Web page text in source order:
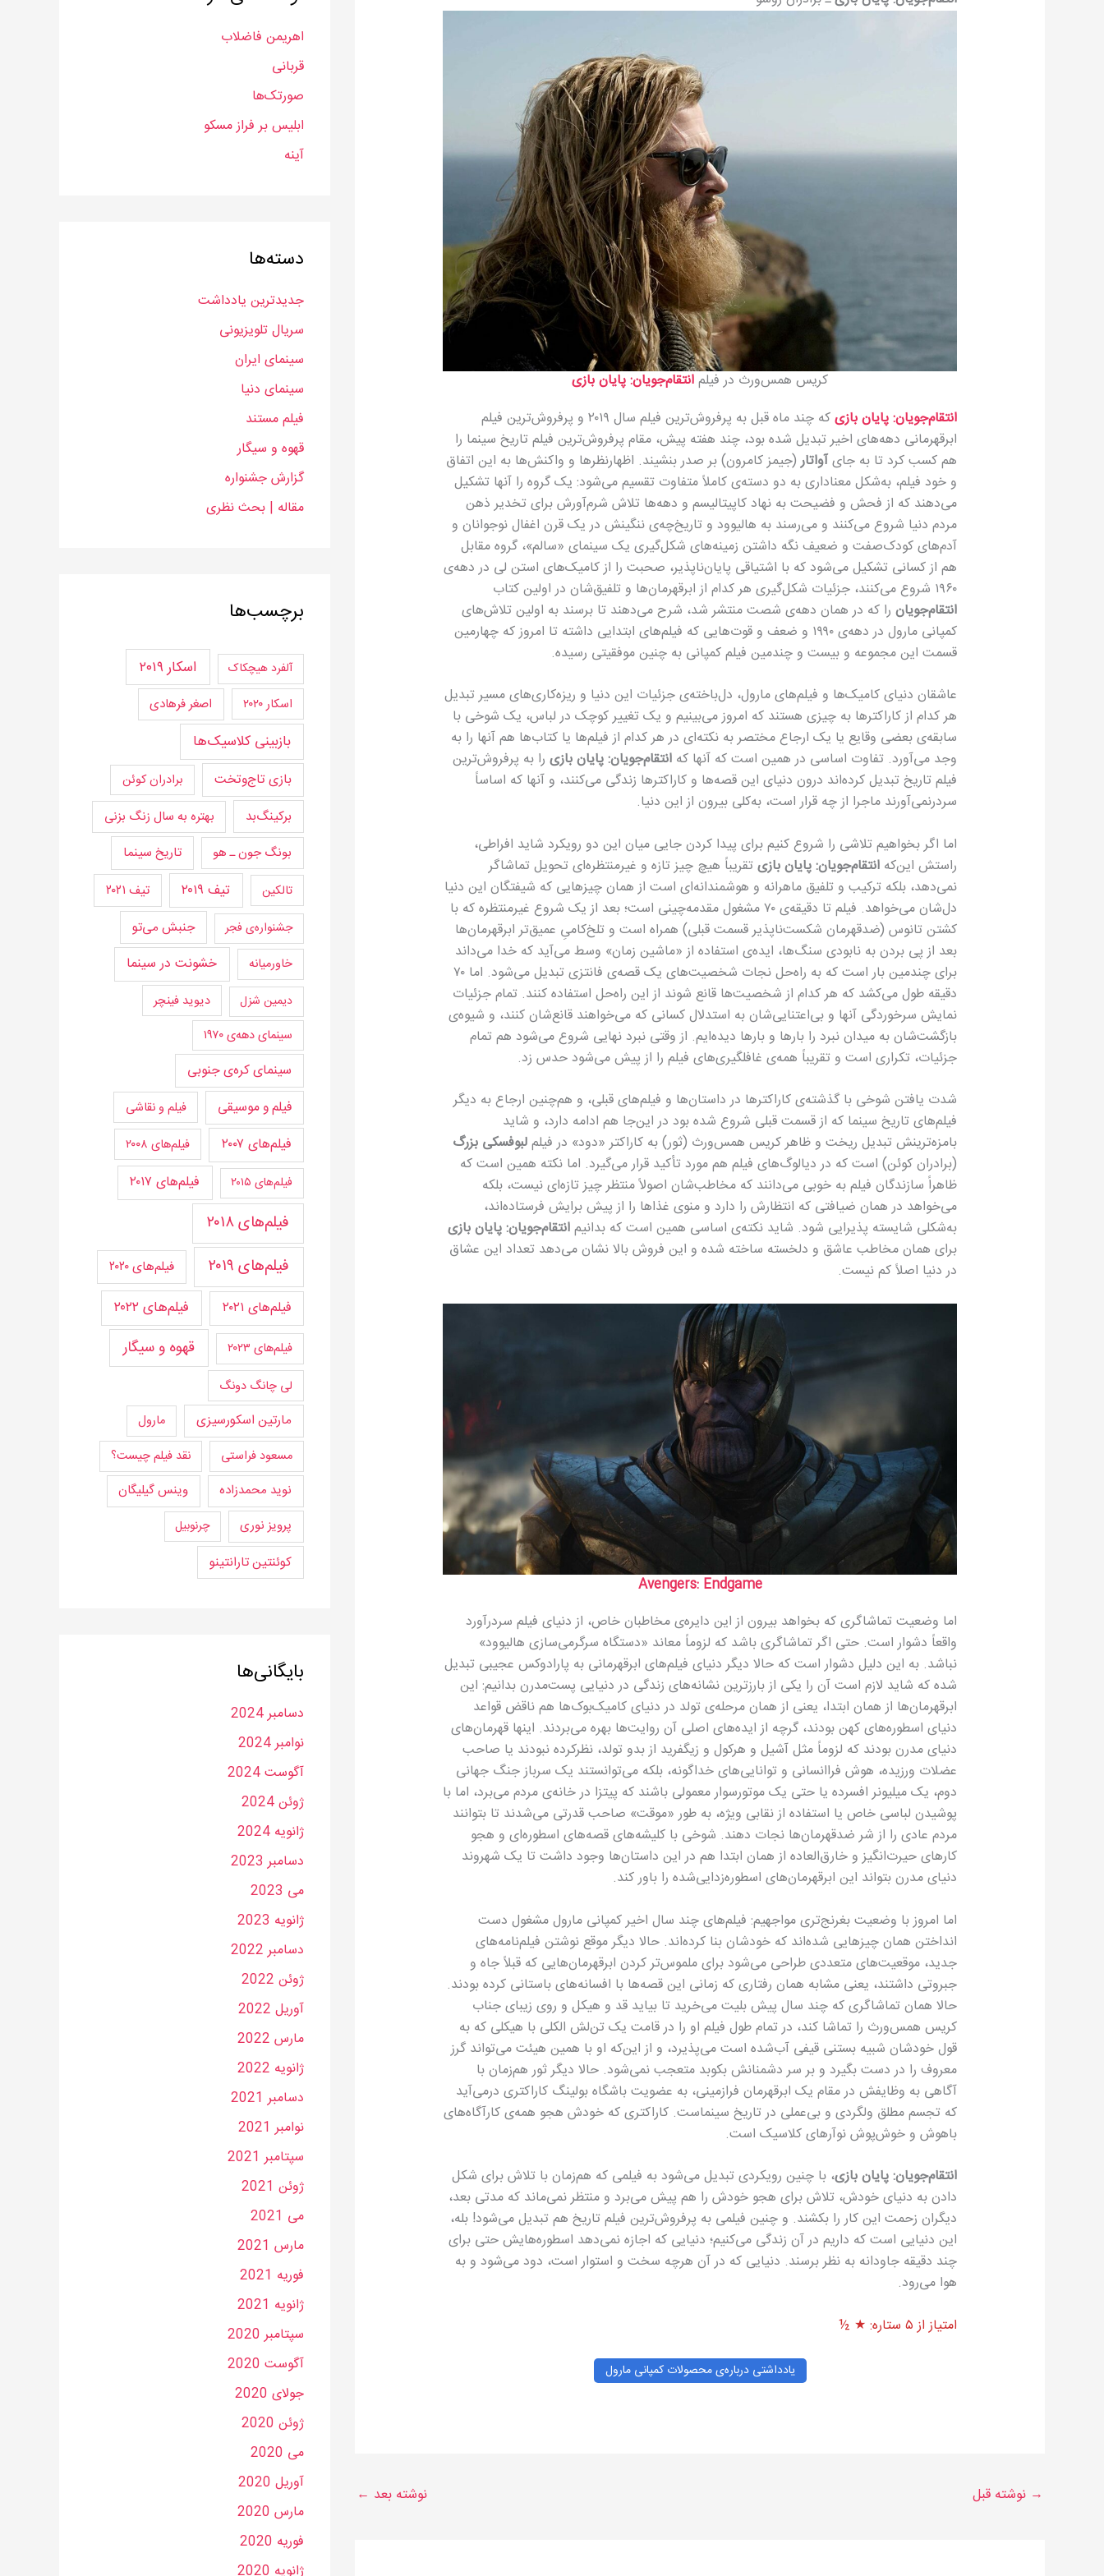
کریس همس‌ورث در فیلمانتقام‌جویان: پایان بازی
انتقام‌جویان: پایان بازی
که چند ماه قبل به پرفروش‌ترین فیلم سال ۲۰۱۹ و پرفروش‌ترین فیلم
ابرقهرمانی دهه‌های اخیر تبدیل شده بود، چند هفته پیش، مقام پرفروش‌ترین فیلم تاریخ سینما را
هم کسب کرد تا به جایآواتار(جیمز کامرون) بر صدر بنشیند. اظهارنظرها و واکنش‌ها به این اتفاق
و خود فیلم، به‌شکل معناداری به دو دسته‌ی کاملاً متفاوت تقسیم می‌شود: یک گروه را آنها تشکیل
می‌دهند که از فحش و فضیحت به نهاد کاپیتالیسم و دهه‌ها تلاش شرم‌آورش برای تخدیر ذهن
مردم دنیا شروع می‌کنند و می‌رسند به هالیوود و تاریخ‌چه‌ی ننگینش در یک قرن اغفال نوجوانان و
آدم‌های کودک‌صفت و ضعیف نگه داشتن زمینه‌های شکل‌گیری یک سینمای «سالم»، گروه مقابل
هم از کسانی تشکیل می‌شود که با اشتیاقی پایان‌ناپذیر، صحبت را از کامیک‌های استن لی در دهه‌ی
۱۹۶۰ شروع می‌کنند، جزئیات شکل‌گیری هر کدام از ابرقهرمان‌ها و تلفیق‌شان در اولین کتاب
انتقام‌جویانرا که در همان دهه‌ی شصت منتشر شد، شرح می‌دهند تا برسند به اولین تلاش‌های
کمپانی مارول در دهه‌ی ۱۹۹۰ و ضعف و قوت‌هایی که فیلم‌های ابتدایی داشته تا امروز که چهارمین
قسمت این مجموعه و بیست و چندمین فیلم کمپانی به چنین موفقیتی رسیده.
عاشقان دنیای کامیک‌ها و فیلم‌های مارول، دل‌باخته‌ی جزئیات این دنیا و ریزه‌کاری‌های مسیر تبدیل
هر کدام از کاراکترها به چیزی هستند که امروز می‌بینیم و یک تغییر کوچک در لباس، یک شوخی با
سابقه‌ی بعضی وقایع یا یک ارجاع مختصر به نکته‌ای در هر کدام از فیلم‌ها یا کتاب‌ها هم آنها را به
وجد می‌آورد. تفاوت اساسی در همین است که آنها که انتقام‌جویان: پایان بازیرا به پرفروش‌ترین
فیلم تاریخ تبدیل کرده‌اند درون دنیای این قصه‌ها و کاراکترها زندگی می‌کنند، و آنها که اساساً
سردرنمی‌آورند ماجرا از چه قرار است، به‌کلی بیرون از این دنیا.
اما اگر بخواهیم تلاشی را شروع کنیم برای پیدا کردن جایی میان این دو رویکرد شاید افراطی،
راستش این‌که انتقام‌جویان: پایان بازیتقریباً هیچ چیز تازه‌ و غیرمنتظره‌ای تحویل تماشاگر
نمی‌دهد، بلکه ترکیب و تلفیق ماهرانه و هوشمندانه‌ای است از همان چیزهایی که شیفتگان این دنیا
دل‌شان می‌خواهد. فیلم تا دقیقه‌ی ۷۰ مشغول مقدمه‌چینی است؛ بعد از یک شروع غیرمنتظره که با
کشتن تانوس (ضدقهرمان شکست‌ناپذیر قسمت قبلی) همراه است و تلخ‌کامیِ عمیق‌تر ابرقهرمان‌ها
بعد از پی بردن به نابودی سنگ‌ها، ایده‌ی استفاده از «ماشین زمان» وسط می‌آید که خدا می‌داند
برای چندمین بار است که به راه‌حل نجات شخصیت‌های یک قصه‌ی فانتزی تبدیل می‌شود. اما ۷۰
دقیقه طول می‌کشد که هر کدام از شخصیت‌ها قانع شوند از این راه‌حل استفاده کنند. تمام جزئیات
نمایش سرخوردگی آنها و بی‌اعتنایی‌شان به استدلال کسانی که می‌خواهند قانع‌شان کنند، و شیوه‌ی
بازگشت‌شان به میدان نبرد را بارها و بارها دیده‌ایم. از وقتی نبرد نهایی شروع می‌شود هم تمام
جزئیات، تکراری است و تقریباً همه‌ی غافلگیری‌های فیلم را از پیش می‌شود حدس زد.
شدت یافتن شوخی با گذشته‌ی کاراکترها در داستان‌ها و فیلم‌های قبلی، و هم‌چنین ارجاع به دیگر
فیلم‌های تاریخ سینما که از قسمت قبلی شروع شده بود در این‌جا هم ادامه دارد، و شاید
بامزه‌ترینش تبدیل ریخت و ظاهر کریس همس‌ورث (ثور) به کاراکتر «دود» در فیلملبوفسکی بزرگ
(برادران کوئن) است که در دیالوگ‌های فیلم هم مورد تأکید قرار می‌گیرد. اما نکته همین است که
ظاهراً سازندگان فیلم به خوبی می‌دانند که مخاطب‌شان اصولاً منتظر چیز تازه‌ای نیست، بلکه
می‌خواهد در همان ضیافتی که انتظارش را دارد و منوی غذاها را از پیش برایش فرستاده‌اند،
به‌شکلی شایسته پذیرایی شود. شاید نکته‌ی اساسی همین است که بدانیمانتقام‌جویان:‌ پایان بازی
برای همان مخاطب عاشق و دلخسته ساخته شده و این فروش بالا نشان می‌دهد تعداد این عشاق
در دنیا اصلاً کم نیست.
Avengers: Endgame
اما وضعیت تماشاگری که بخواهد بیرون از این دایره‌ی مخاطبان خاص، از دنیای فیلم سردرآورد
واقعاً دشوار است. حتی اگر تماشاگری باشد که لزوماً معاند «دستگاه سرگرمی‌سازی هالیوود»
نباشد. به این دلیل دشوار است که حالا دیگر دنیای فیلم‌های ابرقهرمانی به پارادوکس عجیبی تبدیل
شده که شاید لازم است آن را یکی از بارزترین نشانه‌های زندگی در دنیایی پست‌مدرن بدانیم: این
ابرقهرمان‌ها از همان ابتدا، یعنی از همان مرحله‌ی تولد در دنیای کامیک‌بوک‌ها هم ناقض قواعد
دنیای اسطوره‌های کهن بودند، گرچه از ایده‌های اصلی آن روایت‌ها بهره می‌بردند. اینها قهرمان‌های
دنیای مدرن بودند که لزوماً مثل آشیل و هرکول و زیگفرید از بدو تولد، نظرکرده نبودند یا صاحب
عضلات ورزیده، هوش فراانسانی و توانایی‌های خداگونه، بلکه می‌توانستند یک سرباز جنگ جهانی
دوم، یک میلیونر افسرده یا حتی یک موتورسوار معمولی باشند که پیتزا در خانه‌ی مردم می‌برد، اما با
پوشیدن لباسی خاص یا استفاده از نقابی ویژه، به طور «موقت» صاحب قدرتی می‌شدند تا بتوانند
مردم عادی را از شر ضدقهرمان‌ها نجات دهند. شوخی با کلیشه‌های قصه‌های اسطوره‌ای و هجو
کارهای حیرت‌انگیز و خارق‌العاده از همان ابتدا هم در این داستان‌ها وجود داشت تا یک شهروند
دنیای مدرن بتواند این ابرقهرمان‌های اسطوره‌زدایی‌شده را باور کند.
اما امروز با وضعیت بغرنج‌تری مواجهیم: فیلم‌های چند سال اخیر کمپانی مارول مشغول دست
انداختن همان چیزهایی شده‌اند که خودشان بنا کرده‌اند. حالا دیگر موقع نوشتن فیلم‌نامه‌های
جدید، موقعیت‌های متعددی طراحی می‌شود برای ملموس‌تر کردن ابرقهرمان‌هایی که قبلاً جاه و
جبروتی داشتند، یعنی مشابه همان رفتاری که زمانی این قصه‌ها با افسانه‌های باستانی کرده بودند.
حالا همان تماشاگری که چند سال پیش بلیت می‌خرید تا بیاید قد و هیکل و روی زیبای جناب
کریس همس‌ورث را تماشا کند، در تمام طول فیلم او را در قامت یک تن‌لش الکلی با هیکلی که به
قول خودشان شبیه بستنی قیفی آب‌شده است می‌پذیرد، و از این‌که او با همین هیئت می‌تواند گرز
معروف را در دست بگیرد و بر سر دشمنانش بکوبد متعجب نمی‌شود. حالا دیگر ثور هم‌زمان با
آگاهی به وظایفش در مقام یک ابرقهرمان فرازمینی، به عضویت باشگاه بولینگ کاراکتری درمی‌آید
که تجسم مطلق ولگردی و بی‌عملی در تاریخ سینماست. کاراکتری که خودش هجو همه‌ی کارآگاه‌های
باهوش و خوش‌پوش نوآرهای کلاسیک است.
انتقام‌جویان: پایان بازی، با چنین رویکردی تبدیل می‌شود به فیلمی که هم‌زمان با تلاش برای شکل
دادن به دنیای خودش، تلاش برای هجو خودش را هم پیش می‌برد و منتظر نمی‌ماند که مدتی بعد،
دیگران زحمت این کار را بکشند. و چنین فیلمی به پرفروش‌ترین فیلم تاریخ هم تبدیل می‌شود! بله،
این دنیایی است که داریم در آن زندگی می‌کنیم؛ دنیایی که اجازه نمی‌دهد اسطوره‌هایش حتی برای
چند دقیقه جاودانه به نظر برسند. دنیایی که در آن هرچه سخت و استوار است، دود می‌شود و به
هوا می‌رود.
امتیاز از ۵ ستاره: ★ ½
یادداشتی درباره‌ی محصولات کمپانی مارول
→ نوشته قبل نوشته بعد ←
ر
ا
ی
:
اهریمن فاضلاب
قربانی
صورتک‌ها
ابلیس بر فراز مسکو
آینه
دسته‌ها
جدیدترین یادداشت
سریال‌ تلویزیونی
سینمای ایران
سینمای دنیا
فیلم مستند
قهوه و سیگار
گزارش جشنواره
مقاله | بحث‌ نظری
برچسب‌ها
آلفرد هیچکاک اسکار ۲۰۱۹
اسکار ۲۰۲۰ اصغر فرهادی
بازبینی کلاسیک‌ها
بازی تاج‌و‌تخت برادران کوئن
برکینگ‌بد
بهتره به سال زنگ بزنی
بونگ جون ـ هو
تاریخ سینما
تالکین تیف ۲۰۱۹ تیف ۲۰۲۱
جشنواره‌ی فجر جنبش می‌تو
خاورمیانه خشونت در سینما
دیمین شزل
دیوید فینچر
سینمای دهه‌ی ۱۹۷۰
سینمای کره‌ی جنوبی
فیلم و موسیقی
فیلم و نقاشی
فیلم‌های ۲۰۰۷ فیلم‌های ۲۰۰۸
فیلم‌های ۲۰۱۵ فیلم‌های ۲۰۱۷
فیلم‌های ۲۰۱۸
فیلم‌های ۲۰۱۹
فیلم‌های ۲۰۲۰
فیلم‌های ۲۰۲۱ فیلم‌های ۲۰۲۲
فیلم‌های ۲۰۲۳ قهوه و سیگار
لی چانگ دونگ
مارتین اسکورسیزی
مارول
مسعود فراستی
نقد فیلم چیست؟
نوید محمدزاده
وینس گیلیگان
پرویز نوری
چرنوبیل
کوئنتین تارانتینو
بایگانی‌ها
دسامبر 2024
نوامبر 2024
آگوست 2024
ژوئن 2024
ژانویه 2024
دسامبر 2023
می 2023
ژانویه 2023
دسامبر 2022
ژوئن 2022
آوریل 2022
مارس 2022
ژانویه 2022
دسامبر 2021
نوامبر 2021
سپتامبر 2021
ژوئن 2021
می 2021
مارس 2021
فوریه 2021
ژانویه 2021
سپتامبر 2020
آگوست 2020
جولای 2020
ژوئن 2020
می 2020
آوریل 2020
مارس 2020
فوریه 2020